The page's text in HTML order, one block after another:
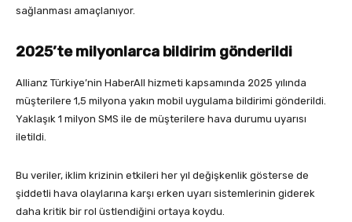
sağlanması amaçlanıyor.
2025’te milyonlarca bildirim gönderildi
Allianz Türkiye’nin HaberAll hizmeti kapsamında 2025 yılında
müşterilere 1,5 milyona yakın mobil uygulama bildirimi gönderildi.
Yaklaşık 1 milyon SMS ile de müşterilere hava durumu uyarısı
iletildi.
Bu veriler, iklim krizinin etkileri her yıl değişkenlik gösterse de
şiddetli hava olaylarına karşı erken uyarı sistemlerinin giderek
daha kritik bir rol üstlendiğini ortaya koydu.